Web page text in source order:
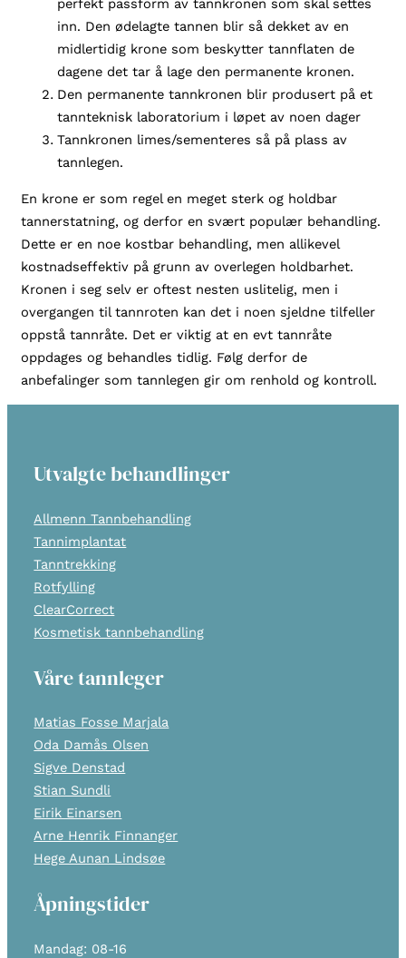
perfekt passform av tannkronen som skal settes
inn. Den ødelagte tannen blir så dekket av en
midlertidig krone som beskytter tannflaten de
dagene det tar å lage den permanente kronen.
Den permanente tannkronen blir produsert på et
tannteknisk laboratorium i løpet av noen dager
Tannkronen limes/sementeres så på plass av
tannlegen.
En krone er som regel en meget sterk og holdbar
tannerstatning, og derfor en svært populær behandling.
Dette er en noe kostbar behandling, men allikevel
kostnadseffektiv på grunn av overlegen holdbarhet.
Kronen i seg selv er oftest nesten uslitelig, men i
overgangen til tannroten kan det i noen sjeldne tilfeller
oppstå tannråte. Det er viktig at en evt tannråte
oppdages og behandles tidlig. Følg derfor de
anbefalinger som tannlegen gir om renhold og kontroll.
Utvalgte behandlinger
Allmenn Tannbehandling
Tannimplantat
Tanntrekking
Rotfylling
ClearCorrect
Kosmetisk tannbehandling
Våre tannleger
Matias Fosse Marjala
Oda Damås Olsen
Sigve Denstad
Stian Sundli
Eirik Einarsen
Arne Henrik Finnanger
Hege Aunan Lindsøe
Åpningstider
Mandag: 08-16